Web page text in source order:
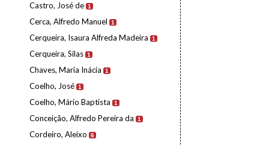
Castro, José de 1
Cerca, Alfredo Manuel 1
Cerqueira, Isaura Alfreda Madeira 1
Cerqueira, Silas 1
Chaves, Maria Inácia 1
Coelho, José 1
Coelho, Mário Baptista 1
Conceição, Alfredo Pereira da 1
Cordeiro, Aleixo 6